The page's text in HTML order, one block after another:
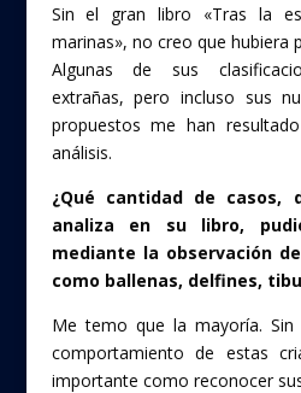
Sin el gran libro «Tras la
marinas», no creo que hubiera
Algunas de sus
extrañas, pero incluso sus
propuestos me han
análisis.
¿Qué cantidad de casos,
analiza en su libro,
mediante la observación
como ballenas, delfines,
Me temo que la mayoría. Sin
comportamiento de estas
importante como reconocer